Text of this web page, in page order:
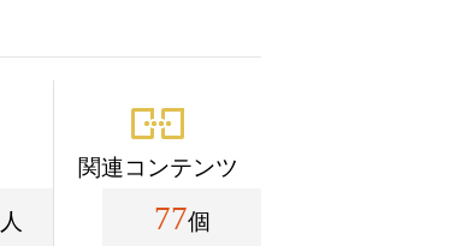
人
関連コンテンツ
77個